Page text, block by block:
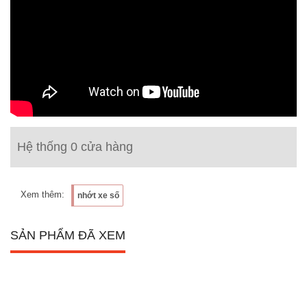
Hệ thống 0 cửa hàng
Xem thêm: nhớt xe số
SẢN PHẨM ĐÃ XEM